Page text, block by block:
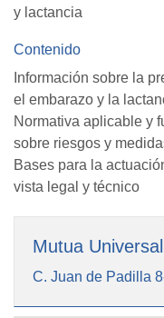
y lactancia
Contenido
Información sobre la
el embarazo y la
Normativa aplicable y
sobre riesgos y
Bases para la
vista legal y técnico
Mutua Universal
C. Juan de Padilla